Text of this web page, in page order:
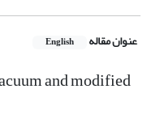
عنوان مقاله English
and modified